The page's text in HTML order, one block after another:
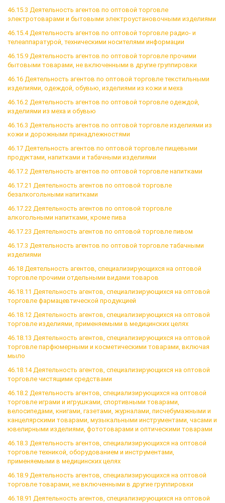
46.15.3 Деятельность агентов по оптовой торговле
электротоварами и бытовыми электроустановочными изделиями
46.15.4 Деятельность агентов по оптовой торговле радио- и
телеаппаратурой, техническими носителями информации
46.15.9 Деятельность агентов по оптовой торговле прочими
бытовыми товарами, не включенными в другие группировки
46.16 Деятельность агентов по оптовой торговле текстильными
изделиями, одеждой, обувью, изделиями из кожи и меха
46.16.2 Деятельность агентов по оптовой торговле одеждой,
изделиями из меха и обувью
46.16.3 Деятельность агентов по оптовой торговле изделиями из
кожи и дорожными принадлежностями
46.17 Деятельность агентов по оптовой торговле пищевыми
продуктами, напитками и табачными изделиями
46.17.2 Деятельность агентов по оптовой торговле напитками
46.17.21 Деятельность агентов по оптовой торговле
безалкогольными напитками
46.17.22 Деятельность агентов по оптовой торговле
алкогольными напитками, кроме пива
46.17.23 Деятельность агентов по оптовой торговле пивом
46.17.3 Деятельность агентов по оптовой торговле табачными
изделиями
46.18 Деятельность агентов, специализирующихся на оптовой
торговле прочими отдельными видами товаров
46.18.11 Деятельность агентов, специализирующихся на оптовой
торговле фармацевтической продукцией
46.18.12 Деятельность агентов, специализирующихся на оптовой
торговле изделиями, применяемыми в медицинских целях
46.18.13 Деятельность агентов, специализирующихся на оптовой
торговле парфюмерными и косметическими товарами, включая
мыло
46.18.14 Деятельность агентов, специализирующихся на оптовой
торговле чистящими средствами
46.18.2 Деятельность агентов, специализирующихся на оптовой
торговле играми и игрушками, спортивными товарами,
велосипедами, книгами, газетами, журналами, писчебумажными и
канцелярскими товарами, музыкальными инструментами, часами и
ювелирными изделиями, фототоварами и оптическими товарами
46.18.3 Деятельность агентов, специализирующихся на оптовой
торговле техникой, оборудованием и инструментами,
применяемыми в медицинских целях
46.18.9 Деятельность агентов, специализирующихся на оптовой
торговле товарами, не включенными в другие группировки
46.18.91 Деятельность агентов, специализирующихся на оптовой